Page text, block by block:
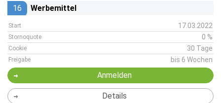
16 Werbemittel
Start 17.03.2022
Stornoquote 0 %
Cookie 30 Tage
Freigabe bis 6 Wochen
Anmelden
Details